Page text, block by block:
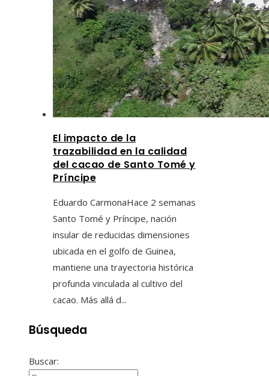
El impacto de la
trazabilidad en la calidad
del cacao de Santo Tomé y
Príncipe
Eduardo CarmonaHace 2 semanas
Santo Tomé y Príncipe, nación
insular de reducidas dimensiones
ubicada en el golfo de Guinea,
mantiene una trayectoria histórica
profunda vinculada al cultivo del
cacao. Más allá d...
Búsqueda
Buscar: